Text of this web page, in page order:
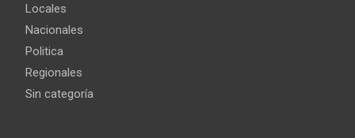
Locales
Nacionales
Politica
Regionales
Sin categoría